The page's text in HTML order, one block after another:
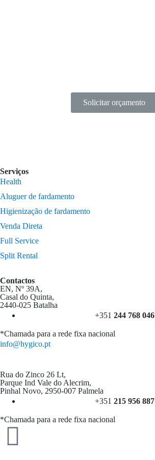
Solicitar orçamento
Serviços
Health
Aluguer de fardamento
Higienização de fardamento
Venda Direta
Full Service
Split Rental
Contactos
EN, Nº 39A,
Casal do Quinta,
2440-025 Batalha
+351 244 768 046
*Chamada para a rede fixa nacional
info@hygico.pt
Rua do Zinco 26 Lt,
Parque Ind Vale do Alecrim,
Pinhal Novo, 2950-007 Palmela
+351 215 956 887
*Chamada para a rede fixa nacional